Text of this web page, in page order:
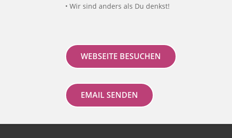
• Wir sind anders als Du denkst!
WEBSEITE BESUCHEN
EMAIL SENDEN